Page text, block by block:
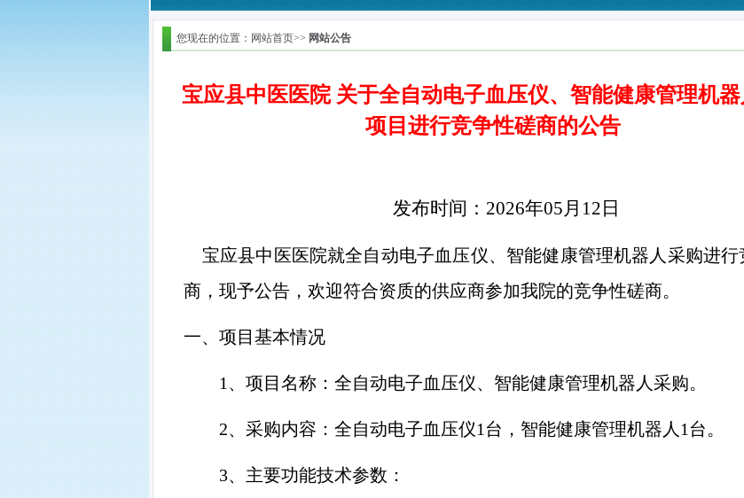
您现在的位置：网站首页>> 网站公告
宝应县中医医院 关于全自动电子血压仪、智能健康管理机
项目进行竞争性磋商的公告
发布时间： 2026年05月 12 日
宝应县中医医院就全自动电子血压仪、智能健康管理机器人采购进行
商，现予公告，欢迎符合资质的供应商参加我院的竞争性磋商。
一、项目基本情况
1、 项目名称：全自动电子血压仪、智能健康管理机器人采购。
2、 采购内容：全自动电子血压仪1台，智能健康管理机器人 1台。
3、 主要功能技术参数：